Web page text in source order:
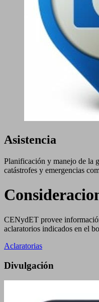
Asistencia
Planificación y manejo de la
catástrofes y emergencias
CENydET provee
aclaratorios indicados en el
Aclaratorias
Divulgación